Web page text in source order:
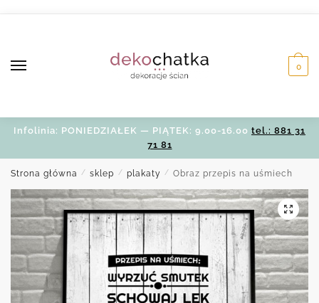
0
Infolinia: PONIEDZIAŁEK — PIĄTEK: 9.00-16.00 tel.: 881 31
71 81
Strona główna / sklep / plakaty / Obraz przepis na uśmiech